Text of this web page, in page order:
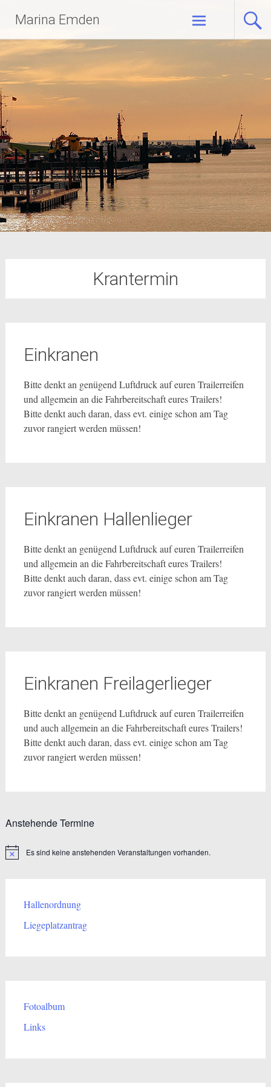
InhaltMarina Emden
Krantermin
Einkranen
Bitte denkt an genügend Luftdruck auf euren Trailerreifen
und allgemein an die Fahrbereitschaft eures Trailers!
Bitte denkt auch daran, dass evt. einige schon am Tag
zuvor rangiert werden müssen!
Einkranen Hallenlieger
Bitte denkt an genügend Luftdruck auf euren Trailerreifen
und allgemein an die Fahrbereitschaft eures Trailers!
Bitte denkt auch daran, dass evt. einige schon am Tag
zuvor rangiert werden müssen!
Einkranen Freilagerlieger
Bitte denkt an genügend Luftdruck auf euren Trailerreifen
und auch allgemein an die Fahrbereitschaft eures Trailers!
Bitte denkt auch daran, dass evt. einige schon am Tag
zuvor rangiert werden müssen!
Anstehende Termine
HinweisEs sind keine anstehenden Veranstaltungen vorhanden.
Hallenordnung
Liegeplatzantrag
Fotoalbum
Links